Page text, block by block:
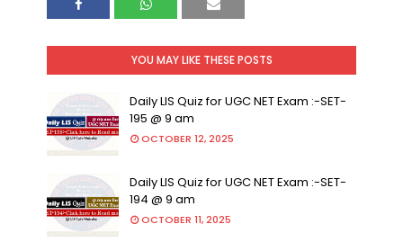
YOU MAY LIKE THESE POSTS
Daily LIS Quiz for UGC NET Exam :-SET-
195 @ 9 am
OCTOBER 12, 2025
Daily LIS Quiz for UGC NET Exam :-SET-
194 @ 9 am
OCTOBER 11, 2025